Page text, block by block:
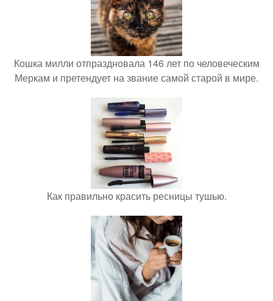
Кошка милли отпраздновала 146 лет по человеческим
Меркам и претендует на звание самой старой в мире.
Как правильно красить ресницы тушью.